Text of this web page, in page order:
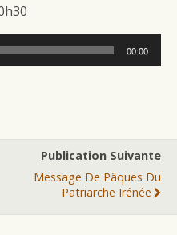
00:00
Publication Suivante
Message De Pâques Du
Patriarche Irénée